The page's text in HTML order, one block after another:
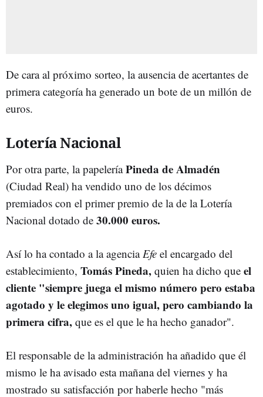
De cara al próximo sorteo, la ausencia de acertantes de
primera categoría ha generado un bote de un millón de
euros.
Lotería Nacional
Por otra parte, la papeleríaPineda de Almadén
(Ciudad Real) ha vendido uno de los décimos
premiados con el primer premio de la de la Lotería
Nacional dotado de 30.000 euros.
Así lo ha contado a la agencia Efe el encargado del
establecimiento, Tomás Pineda, quien ha dicho que el
cliente "siempre juega el mismo número pero estaba
agotado y le elegimos uno igual, pero cambiando la
primera cifra, que es el que le ha hecho ganador".
El responsable de la administración ha añadido que él
mismo le ha avisado esta mañana del viernes y ha
mostrado su satisfacción por haberle hecho "más